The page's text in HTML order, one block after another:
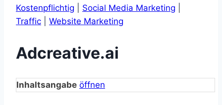
Kostenpflichtig
Social Media Marketing
Traffic
Website Marketing
Adcreative.ai
Inhaltsangabe öffnen